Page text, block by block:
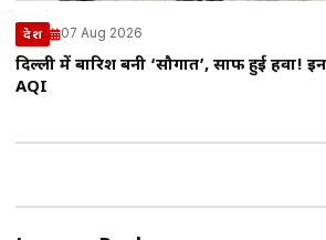
देश 07 Aug 2026
दिल्ली में बारिश बनी ‘सौगात’, साफ हुई हवा!
AQI